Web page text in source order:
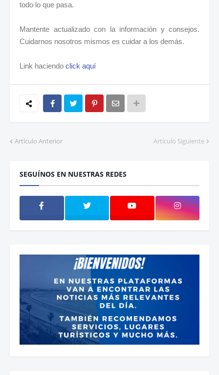
todo lo que pasa.
Mantente actualizado con la información y consejos.
Cuidarnos nosotros mismos es cuidar a los demás.
Link haciendo click aquí
Artículo Anterior Artículo Siguiente
SEGUÍNOS EN NUESTRAS REDES